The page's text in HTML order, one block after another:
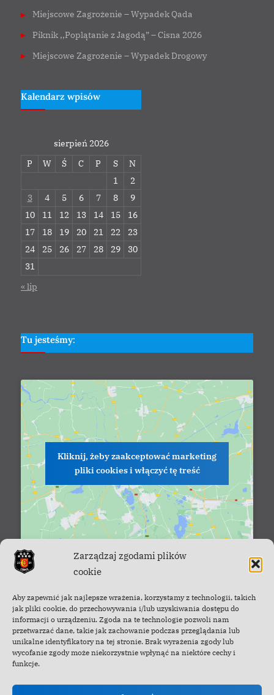
Zarządzaj zgodami plików
cookie
Aby zapewnić jak najlepsze wrażenia, korzystamy z technologii, takich
jak pliki cookie, do przechowywania i/lub uzyskiwania dostępu do
informacji o urządzeniu. Zgoda na te technologie pozwoli nam
przetwarzać dane, takie jak zachowanie podczas przeglądania lub
unikalne identyfikatory na tej stronie. Brak wyrażenia zgody lub
wycofanie zgody może niekorzystnie wpłynąć na niektóre cechy i
funkcje.
Miejscowe Zagrożenie – Wypadek Qada
Piknik ,,Poplątanie z Jagodą” – Cisna 2026
Miejscowe Zagrożenie – Wypadek Drogowy
Kalendarz wpisów
sierpień 2026
P
W Ś C P S
N
1
2
3
4 5 6 7 8
9
10
11 12 13 14 15
16
17
18 19 20 21 22
23
24
25 26 27 28 29
30
31
« lip
Tu jesteśmy:
Kliknij, żeby zaakceptować marketing
pliki cookies i włączyć tę treść
Facebook - OSP Cisna